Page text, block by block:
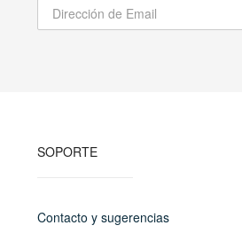
SOPORTE
Contacto y sugerencias